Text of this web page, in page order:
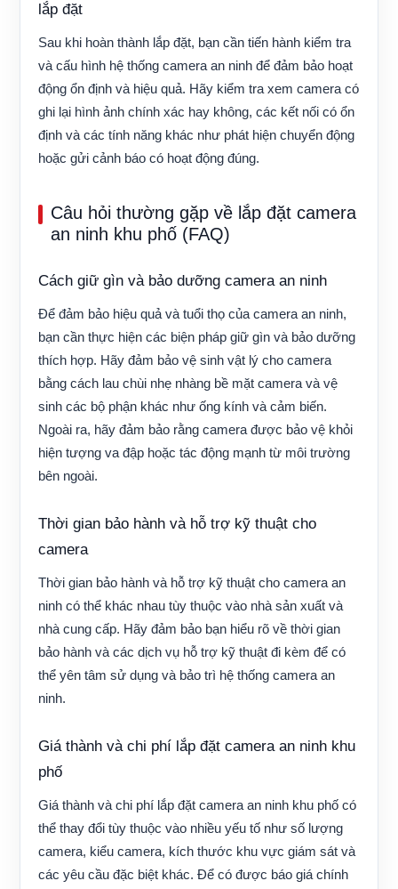
lắp đặt
Sau khi hoàn thành lắp đặt, bạn cần tiến hành kiểm tra
và cấu hình hệ thống camera an ninh để đảm bảo hoạt
động ổn định và hiệu quả. Hãy kiểm tra xem camera có
ghi lại hình ảnh chính xác hay không, các kết nối có ổn
định và các tính năng khác như phát hiện chuyển động
hoặc gửi cảnh báo có hoạt động đúng.
Câu hỏi thường gặp về lắp đặt camera
an ninh khu phố (FAQ)
Cách giữ gìn và bảo dưỡng camera an ninh
Để đảm bảo hiệu quả và tuổi thọ của camera an ninh,
bạn cần thực hiện các biện pháp giữ gìn và bảo dưỡng
thích hợp. Hãy đảm bảo vệ sinh vật lý cho camera
bằng cách lau chùi nhẹ nhàng bề mặt camera và vệ
sinh các bộ phận khác như ống kính và cảm biến.
Ngoài ra, hãy đảm bảo rằng camera được bảo vệ khỏi
hiện tượng va đập hoặc tác động mạnh từ môi trường
bên ngoài.
Thời gian bảo hành và hỗ trợ kỹ thuật cho
camera
Thời gian bảo hành và hỗ trợ kỹ thuật cho camera an
ninh có thể khác nhau tùy thuộc vào nhà sản xuất và
nhà cung cấp. Hãy đảm bảo bạn hiểu rõ về thời gian
bảo hành và các dịch vụ hỗ trợ kỹ thuật đi kèm để có
thể yên tâm sử dụng và bảo trì hệ thống camera an
ninh.
Giá thành và chi phí lắp đặt camera an ninh khu
phố
Giá thành và chi phí lắp đặt camera an ninh khu phố có
thể thay đổi tùy thuộc vào nhiều yếu tố như số lượng
camera, kiểu camera, kích thước khu vực giám sát và
các yêu cầu đặc biệt khác. Để có được báo giá chính